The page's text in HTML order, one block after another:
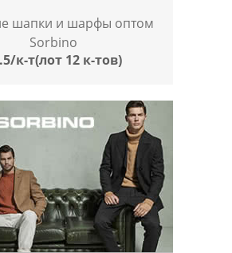
шапки и шарфы оптом
Sorbino
к-т(лот 12 к-тов)